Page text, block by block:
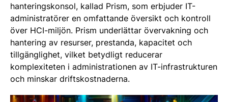
hanteringskonsol, kallad Prism, som erbjuder IT-
administratörer en omfattande översikt och kontroll
över HCI-miljön. Prism underlättar övervakning och
hantering av resurser, prestanda, kapacitet och
tillgänglighet, vilket betydligt reducerar
komplexiteten i administrationen av IT-infrastrukturen
och minskar driftskostnaderna.